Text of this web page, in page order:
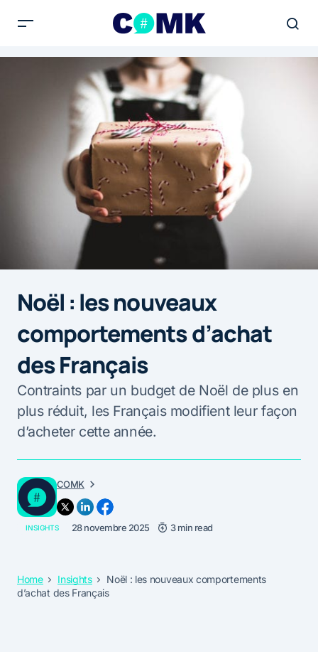
Noël : les nouveaux
comportements d’achat
des Français
Contraints par un budget de Noël de plus en
plus réduit, les Français modifient leur façon
d’acheter cette année.
COMK
INSIGHTS 28 novembre 2025 3 min read
Home Insights
Noël : les nouveaux comportements
d’achat des Français